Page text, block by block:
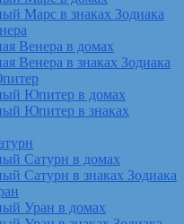
Марс в знаках Зодиака
Венера в домах
Венера в знаках Зодиака
Юпитер в домах
Юпитер в знаках
Сатурн в домах
Сатурн в знаках Зодиака
Уран в домах